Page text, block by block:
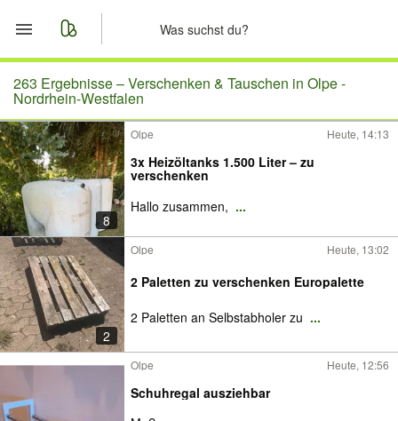
Start
Merkliste
Nachrichten
Anzeige aufgeben
263 Ergebnisse –Verschenken & Tauschen in Olpe -
Nordrhein-Westfalen
8
Olpe Heute, 14:13
3x Heizöltanks 1.500 Liter – zu
verschenken
Hallo zusammen, ...
2
Olpe Heute, 13:02
2 Paletten zu verschenken Europalette
2 Paletten an Selbstabholer zu ...
Olpe Heute, 12:56
Schuhregal ausziehbar